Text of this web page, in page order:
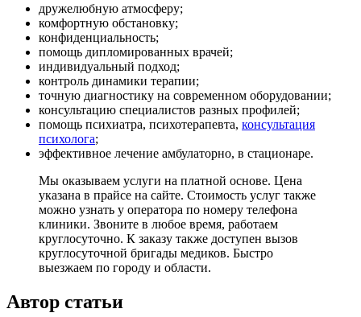
дружелюбную атмосферу;
комфортную обстановку;
конфиденциальность;
помощь дипломированных врачей;
индивидуальный подход;
контроль динамики терапии;
точную диагностику на современном оборудовании;
консультацию специалистов разных профилей;
помощь психиатра, психотерапевта, консультация
психолога;
эффективное лечение амбулаторно, в стационаре.
Мы оказываем услуги на платной основе. Цена
указана в прайсе на сайте. Стоимость услуг также
можно узнать у оператора по номеру телефона
клиники. Звоните в любое время, работаем
круглосуточно. К заказу также доступен вызов
круглосуточной бригады медиков. Быстро
выезжаем по городу и области.
Автор статьи